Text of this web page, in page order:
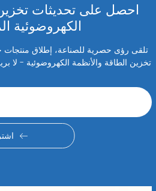
احصل على تحديثات
الكهروضوئية
تلقى رؤى حصرية للصناعة، إطلاق منتجات
تخزين الطاقة والأنظمة الكهروضوئية - لا